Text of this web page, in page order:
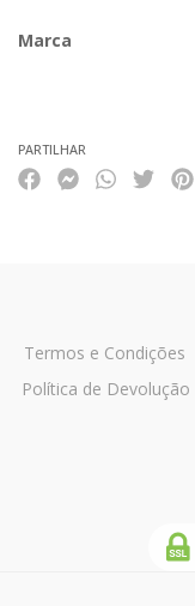
Marca
PARTILHAR
Termos e Condições
Política de Devolução